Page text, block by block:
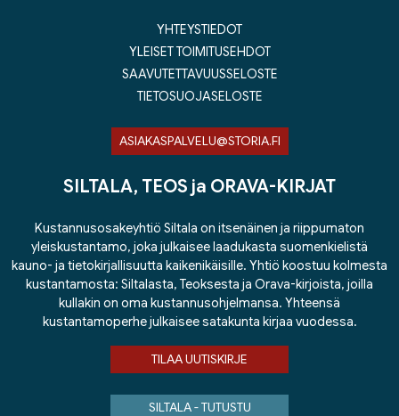
YHTEYSTIEDOT
YLEISET TOIMITUSEHDOT
SAAVUTETTAVUUSSELOSTE
TIETOSUOJASELOSTE
ASIAKASPALVELU@STORIA.FI
SILTALA, TEOS ja ORAVA-KIRJAT
Kustannusosakeyhtiö Siltala on itsenäinen ja riippumaton
yleiskustantamo, joka julkaisee laadukasta suomenkielistä
kauno- ja tietokirjallisuutta kaikenikäisille. Yhtiö koostuu kolmesta
kustantamosta: Siltalasta, Teoksesta ja Orava-kirjoista, joilla
kullakin on oma kustannusohjelmansa. Yhteensä
kustantamoperhe julkaisee satakunta kirjaa vuodessa.
TILAA UUTISKIRJE
SILTALA - TUTUSTU